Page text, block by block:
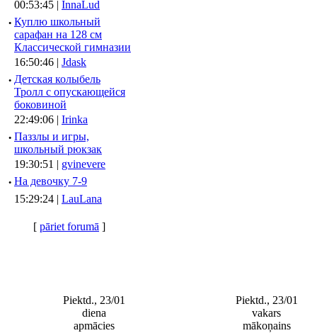
00:53:45 | InnaLud
· Куплю школьный
сарафан на 128 см
Классической гимназии
16:50:46 | Jdask
· Детская колыбель
Тролл с опускающейся
боковиной
22:49:06 | Irinka
· Паззлы и игры,
школьный рюкзак
19:30:51 | gvinevere
· Hа девочку 7-9
15:29:24 | LauLana
[ pāriet forumā ]
Piektd., 23/01
diena
apmācies
Piektd., 23/01
vakars
mākoņains